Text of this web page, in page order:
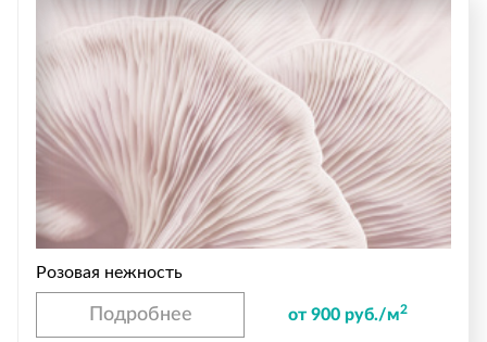
Розовая нежность
Подробнее от 900 руб./м2